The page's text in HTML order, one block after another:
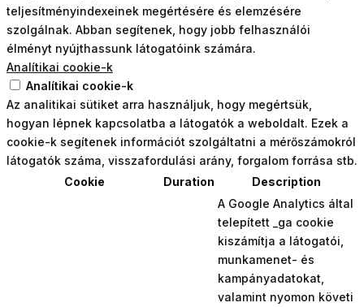
teljesítményindexeinek megértésére és elemzésére
szolgálnak. Abban segítenek, hogy jobb felhasználói
élményt nyújthassunk látogatóink számára.
Analítikai cookie-k
Analítikai cookie-k
Az analitikai sütiket arra használjuk, hogy megértsük,
hogyan lépnek kapcsolatba a látogatók a weboldalt. Ezek a
cookie-k segítenek információt szolgáltatni a mérőszámokról
látogatók száma, visszafordulási arány, forgalom forrása stb.
Cookie
Duration Description
A Google Analytics által
telepített _ga cookie
kiszámítja a látogatói,
munkamenet- és
kampányadatokat,
valamint nyomon követi